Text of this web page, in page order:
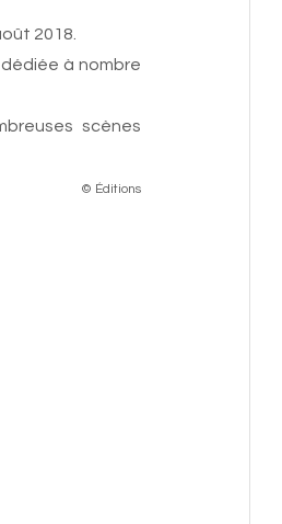
2018.
à nombre
scènes